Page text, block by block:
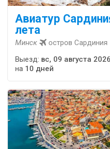
Авиатур
лета
Минск остров Сардиния
Выезд: вс, 09 августа 2026
на 10 дней